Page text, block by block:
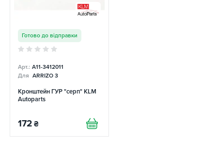
Готово до відправки
Арт.: A11-3412011
Для ARRIZO 3
Кронштейн ГУР "серп" KLM
Autoparts
172 ₴